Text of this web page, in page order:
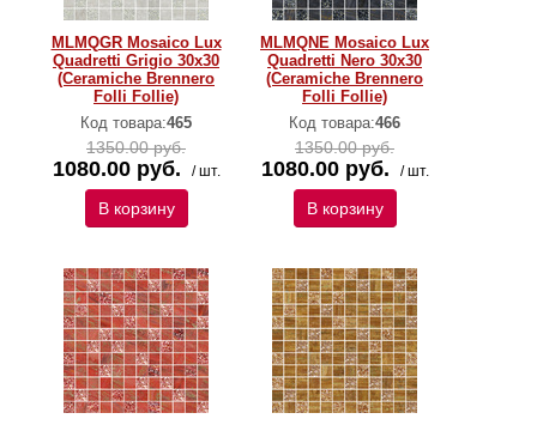
MLMQGR Mosaico Lux
Quadretti Grigio 30x30
(Ceramiche Brennero
Folli Follie)
Код товара:465
1350.00 руб.
1080.00 руб. / шт.
В корзину
MLMQNE Mosaico Lux
Quadretti Nero 30x30
(Ceramiche Brennero
Folli Follie)
Код товара:466
1350.00 руб.
1080.00 руб. / шт.
В корзину